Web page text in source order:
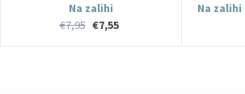
Na zalihi
€7,95 €7,55
Na